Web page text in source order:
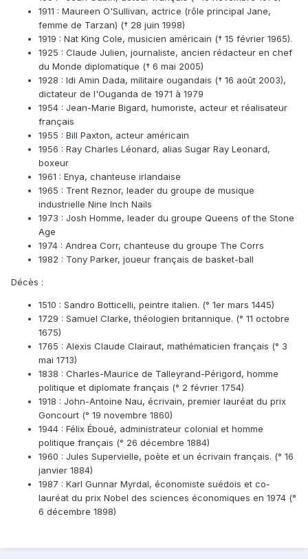
1911 : Maureen O'Sullivan, actrice (rôle principal Jane,
femme de Tarzan) († 28 juin 1998)
1919 : Nat King Cole, musicien américain († 15 février 1965).
1925 : Claude Julien, journaliste, ancien rédacteur en chef
du Monde diplomatique († 6 mai 2005)
1928 : Idi Amin Dada, militaire ougandais († 16 août 2003),
dictateur de l'Ouganda de 1971 à 1979
1954 : Jean-Marie Bigard, humoriste, acteur et réalisateur
français
1955 : Bill Paxton, acteur américain
1956 : Ray Charles Léonard, alias Sugar Ray Leonard,
boxeur
1961 : Enya, chanteuse irlandaise
1965 : Trent Reznor, leader du groupe de musique
industrielle Nine Inch Nails
1973 : Josh Homme, leader du groupe Queens of the Stone
Age
1974 : Andrea Corr, chanteuse du groupe The Corrs
1982 : Tony Parker, joueur français de basket-ball
Décès :
1510 : Sandro Botticelli, peintre italien. (° 1er mars 1445)
1729 : Samuel Clarke, théologien britannique. (° 11 octobre
1675)
1765 : Alexis Claude Clairaut, mathématicien français (° 3
mai 1713)
1838 : Charles-Maurice de Talleyrand-Périgord, homme
politique et diplomate français (° 2 février 1754)
1918 : John-Antoine Nau, écrivain, premier lauréat du prix
Goncourt (° 19 novembre 1860)
1944 : Félix Éboué, administrateur colonial et homme
politique français (° 26 décembre 1884)
1960 : Jules Supervielle, poète et un écrivain français. (° 16
janvier 1884)
1987 : Karl Gunnar Myrdal, économiste suédois et co-
lauréat du prix Nobel des sciences économiques en 1974 (°
6 décembre 1898)